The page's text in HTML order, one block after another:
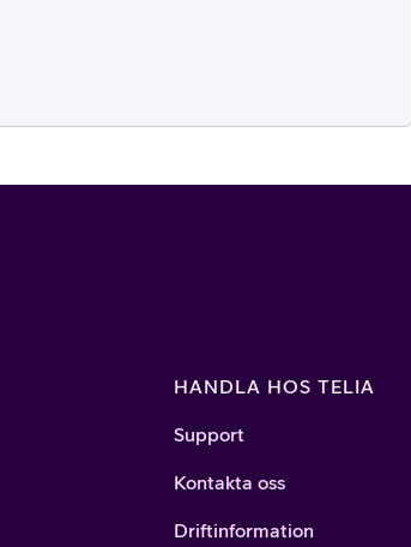
HANDLA HOS TELIA
Support
Kontakta oss
Driftinformation